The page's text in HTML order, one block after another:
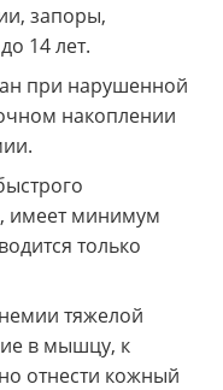
запоры,
14 лет.
при нарушенной
накоплении
имеет минимум
только
тяжелой
в мышцу, к
отнести кожный